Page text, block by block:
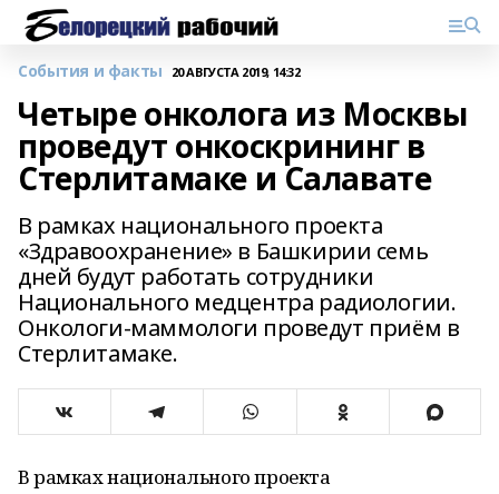
События и факты 20 АВГУСТА 2019, 14:32
Четыре онколога из Москвы
проведут онкоскрининг в
Стерлитамаке и Салавате
В рамках национального проекта
«Здравоохранение» в Башкирии семь
дней будут работать сотрудники
Национального медцентра радиологии.
Онкологи-маммологи проведут приём в
Стерлитамаке.
В рамках национального проекта